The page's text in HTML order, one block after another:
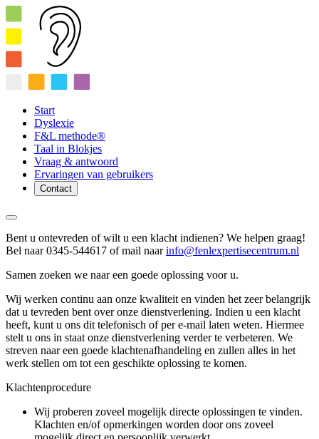
Start
Dyslexie
F&L methode®
Taal in Blokjes
Vraag & antwoord
Ervaringen van gebruikers
Contact
Bent u ontevreden of wilt u een klacht indienen? We helpen graag!
Bel naar 0345-544617 of mail naarinfo@fenlexpertisecentrum.nl
Samen zoeken we naar een goede oplossing voor u.
Wij werken continu aan onze kwaliteit en vinden het zeer belangrijk
dat u tevreden bent over onze dienstverlening. Indien u een klacht
heeft, kunt u ons dit telefonisch of per e-mail laten weten. Hiermee
stelt u ons in staat onze dienstverlening verder te verbeteren. We
streven naar een goede klachtenafhandeling en zullen alles in het
werk stellen om tot een geschikte oplossing te komen.
Klachtenprocedure
Wij proberen zoveel mogelijk directe oplossingen te vinden.
Klachten en/of opmerkingen worden door ons zoveel